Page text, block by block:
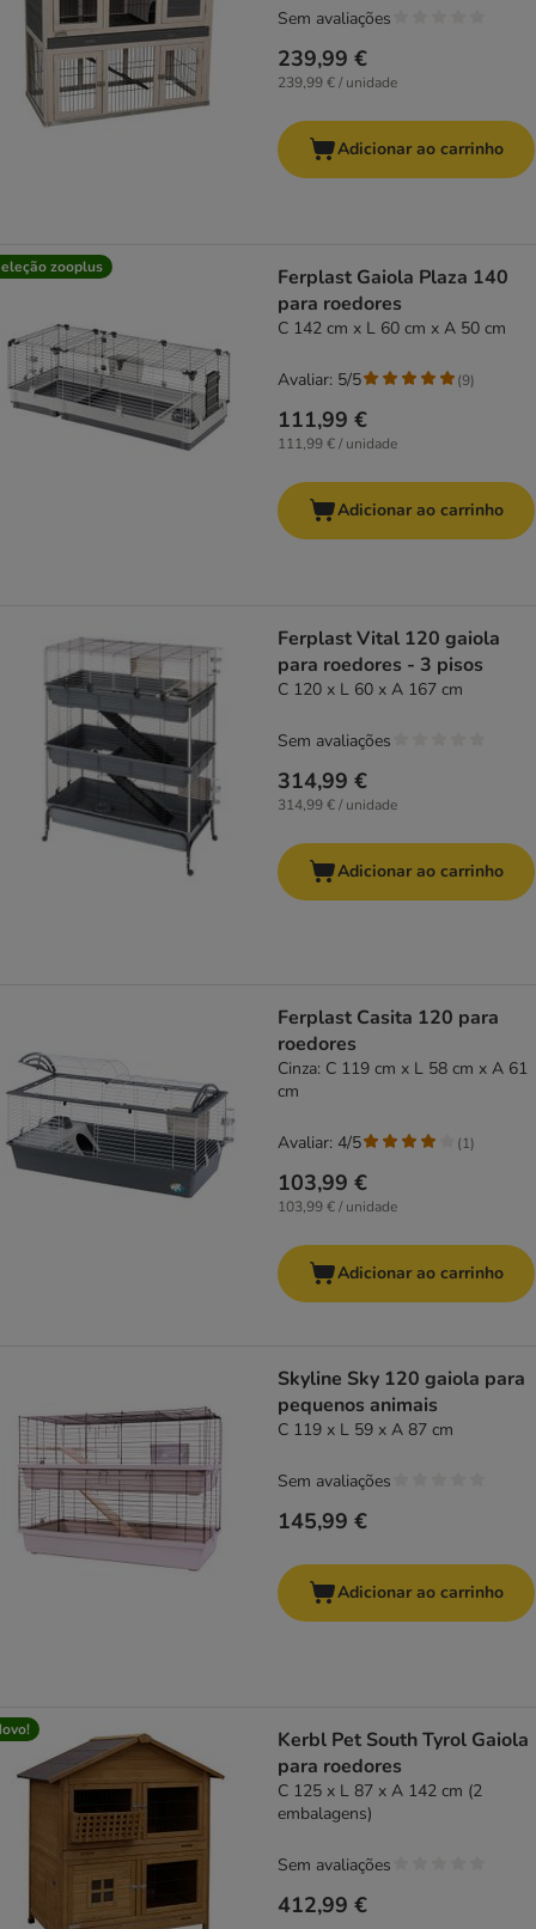
239,99 €
239,99 € / unidade
Sem avaliações
Adicionar ao carrinho
zooplus
Ferplast Gaiola Plaza 140
para roedores
C 142 cm x L 60 cm x A 50 cm
111,99 €
111,99 € / unidade
Avaliar: 5/5 (9)
Adicionar ao carrinho
Ferplast Vital 120 gaiola
para roedores - 3 pisos
C 120 x L 60 x A 167 cm
314,99 €
314,99 € / unidade
Sem avaliações
Adicionar ao carrinho
Ferplast Casita 120 para
roedores
Cinza: C 119 cm x L 58 cm x A 61
cm
103,99 €
103,99 € / unidade
Avaliar: 4/5 (1)
Adicionar ao carrinho
Skyline Sky 120 gaiola para
pequenos animais
C 119 x L 59 x A 87 cm
145,99 €
Sem avaliações
Adicionar ao carrinho
Kerbl Pet South Tyrol Gaiola
para roedores
C 125 x L 87 x A 142 cm (2
embalagens)
412,99 €
Sem avaliações